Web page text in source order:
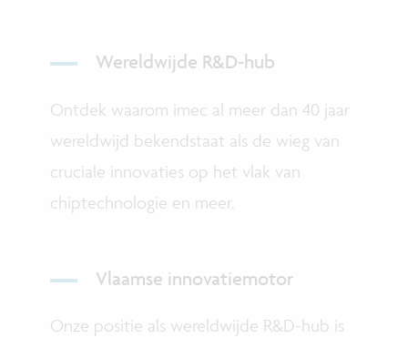
Wereldwijde R&D-hub
Ontdek waarom imec al meer dan 40 jaar
wereldwijd bekendstaat als de wieg van
cruciale innovaties op het vlak van
chiptechnologie en meer.
Vlaamse innovatiemotor
Onze positie als wereldwijde R&D-hub is